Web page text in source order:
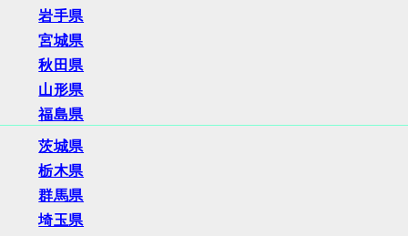
岩手県
宮城県
秋田県
山形県
福島県
茨城県
栃木県
群馬県
埼玉県